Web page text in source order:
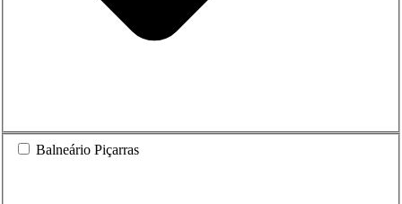
Balneário Piçarras